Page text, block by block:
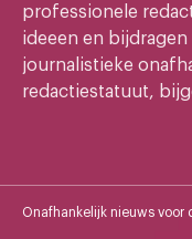
professionele
ideeen en
journalistieke
redactiestatuut,
Onafhankelijk nieuws voor